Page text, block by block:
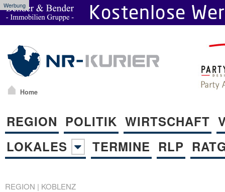
Werbung
Home
REGION POLITIK WIRTSCHAFT
LOKALES
TERMINE RLP
REGION | KOBLENZ